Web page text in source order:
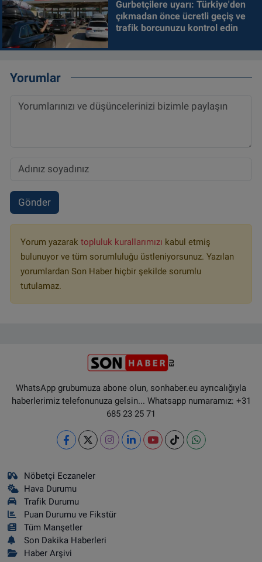
Gurbetçilere uyarı: Türkiye'den
çıkmadan önce ücretli geçiş ve
trafik borcunuzu kontrol edin
Yorumlar
Gönder
Yorum yazarak topluluk kurallarımızı kabul etmiş
bulunuyor ve tüm sorumluluğu üstleniyorsunuz. Yazılan
yorumlardan Son Haber hiçbir şekilde sorumlu
tutulamaz.
WhatsApp grubumuza abone olun, sonhaber.eu ayrıcalığıyla
haberlerimiz telefonunuza gelsin... Whatsapp numaramız: +31
685 23 25 71
Nöbetçi Eczaneler
Hava Durumu
Trafik Durumu
Puan Durumu ve Fikstür
Tüm Manşetler
Son Dakika Haberleri
Haber Arşivi